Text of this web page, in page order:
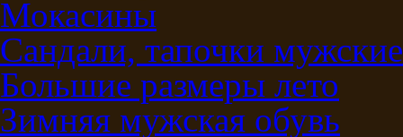
Мокасины
Сандали, тапочки мужские
Большие размеры лето
Зимняя мужская обувь